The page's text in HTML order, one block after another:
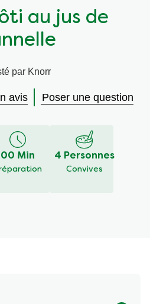
au jus de
par Knorr
avis Poser une question
00 Min 4 Personnes
Convives